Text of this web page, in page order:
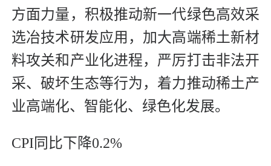
方面力量，积极推动新一代绿色高效采
选冶技术研发应用，加大高端稀土新材
料攻关和产业化进程，严厉打击非法开
采、破坏生态等行为，着力推动稀土产
业高端化、智能化、绿色化发展。
CPI同比下降0.2%